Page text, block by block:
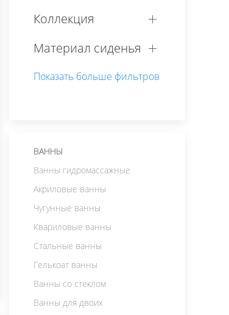
Коллекция
Материал сиденья
Показать больше фильтров
ВАННЫ
Ванны гидромассажные
Акриловые ванны
Чугунные ванны
Квариловые ванны
Стальные ванны
Гелькоат ванны
Ванны со стеклом
Ванны для двоих